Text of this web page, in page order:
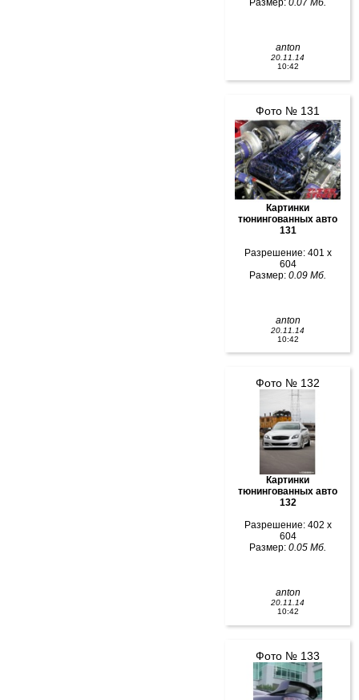
Размер: 0.07 Мб.
anton
20.11.14
10:42
Фото № 131
Картинки
тюнингованных авто
131
Разрешение: 401 x
604
Размер: 0.09 Мб.
anton
20.11.14
10:42
Фото № 132
Картинки
тюнингованных авто
132
Разрешение: 402 x
604
Размер: 0.05 Мб.
anton
20.11.14
10:42
Фото № 133